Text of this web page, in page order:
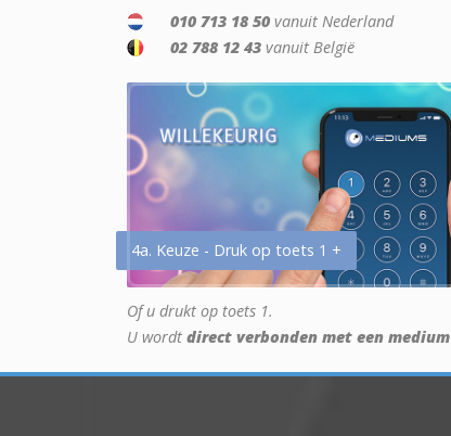
010 713 18 50 vanuit Nederland
02 788 12 43 vanuit België
4a. Keuze - Druk op toets 1 +
Of u drukt op toets 1.
U wordt direct verbonden met een medium